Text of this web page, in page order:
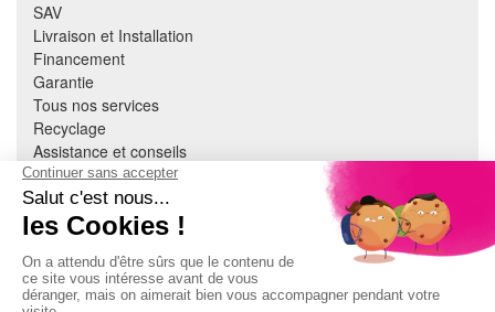
SAV
Livraison et Installation
Financement
Garantie
Tous nos services
Recyclage
Assistance et conseils
Cuisine équipée
Literie
Nous contacter
À PROPOS